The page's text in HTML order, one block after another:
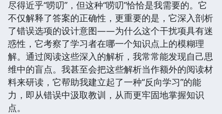
尽得近乎“唠叨”，但这种“唠叨”恰恰是我需要的。它
不仅解释了答案的正确性，更重要的是，它深入剖析
了错误选项的设计意图——为什么这个干扰项具有迷
惑性，它考察了学习者在哪一个知识点上的模糊理
解。通过阅读这些深入的解析，我常常能发现自己思
维中的盲点。我甚至会把这些解析当作额外的阅读材
料来研读，它帮助我建立起了一种“反向学习”的能
力，即从错误中汲取教训，从而更牢固地掌握知识
点。